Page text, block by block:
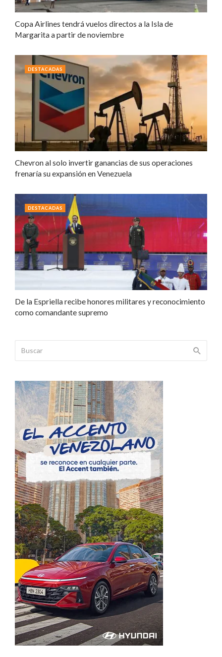
Copa Airlines tendrá vuelos directos a la Isla de
Margarita a partir de noviembre
Chevron al solo invertir ganancias de sus operaciones
frenaría su expansión en Venezuela
DESTACADAS
De la Espriella recibe honores militares y reconocimiento
como comandante supremo
DESTACADAS